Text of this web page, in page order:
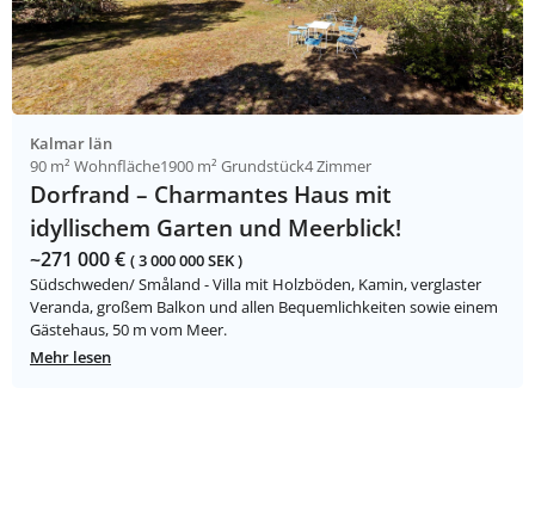
Kalmar län
90 m² Wohnfläche1900 m² Grundstück4 Zimmer
Dorfrand – Charmantes Haus mit
idyllischem Garten und Meerblick!
~271 000 € ( 3 000 000 SEK )
Südschweden/ Småland - Villa mit Holzböden, Kamin, verglaster
Veranda, großem Balkon und allen Bequemlichkeiten sowie einem
Gästehaus, 50 m vom Meer.
Mehr lesen